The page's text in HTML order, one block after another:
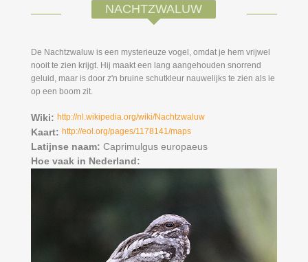
NACHTZWALUW
De Nachtzwaluw is een mysterieuze vogel, omdat je hem vrijwel
nooit te zien krijgt. Hij maakt een lang aangehouden snorrend
geluid, maar is door z'n bruine schutkleur nauwelijks te zien als ie
op een boom zit.
Wiki: http://nl.wikipedia.org/wiki/Nachtzwaluw
Kaart: http://eol.org/pages/1178141/maps
Latijnse naam: Caprimulgus europaeus
Hoe vaak in Nederland: